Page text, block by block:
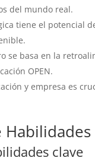
del mundo real.
tiene el potencial
se basa en la
OPEN.
y empresa es
clave